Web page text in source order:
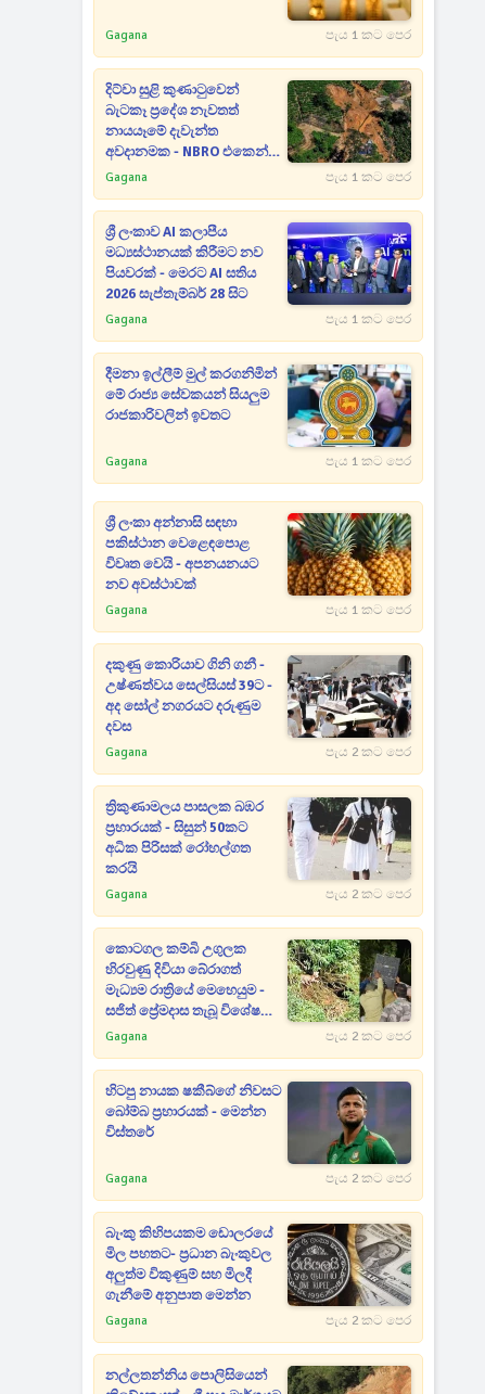
Gagana පැය 1 කට පෙර
දිට්වා සුළි කුණාටුවෙන්
බැටකෑ ප්‍රදේශ නැවතත්
නායයෑමේ දැවැන්ත
අවදානමක - NBRO එකෙන්
හදිසි අනතුරු ඇඟවීමක්
Gagana පැය 1 කට පෙර
ශ්‍රී ලංකාව AI කලාපීය
මධ්‍යස්ථානයක් කිරීමට නව
පියවරක් - මෙරට AI සතිය
2026 සැප්තැම්බර් 28 සිට
Gagana පැය 1 කට පෙර
දීමනා ඉල්ලීම් මුල් කරගනිමින්
මේ රාජ්‍ය සේවකයන් සියලුම
රාජකාරිවලින් ඉවතට
Gagana පැය 1 කට පෙර
ශ්‍රී ලංකා අන්නාසි සඳහා
පකිස්ථාන වෙළෙඳපොළ
විවෘත වෙයි - අපනයනයට
නව අවස්ථාවක්
Gagana පැය 1 කට පෙර
දකුණු කොරියාව ගිනි ගනී -
උෂ්ණත්වය සෙල්සියස් 39ට -
අද සෝල් නගරයට දරුණුම
දවස
Gagana පැය 2 කට පෙර
ත්‍රිකුණාමලය පාසලක බඹර
ප්‍රහාරයක් - සිසුන් 50කට
අධික පිරිසක් රෝහල්ගත
කරයි
Gagana පැය 2 කට පෙර
කොටගල කම්බි උගුලක
හිරවුණු දිවියා බේරාගත්
මැධ්‍යම රාත්‍රියේ මෙහෙයුම -
සජිත් ප්‍රේමදාස තැබූ විශේෂ
සටහන
Gagana පැය 2 කට පෙර
හිටපු නායක ෂකීබ්ගේ නිවසට
බෝම්බ ප්‍රහාරයක් - මෙන්න
විස්තරේ
Gagana පැය 2 කට පෙර
බැංකු කිහිපයකම ඩොලරයේ
මිල පහතට- ප්‍රධාන බැංකුවල
අලුත්ම විකුණුම් සහ මිලදී
ගැනීමේ අනුපාත මෙන්න
Gagana පැය 2 කට පෙර
නල්ලතන්නිය පොලිසියෙන්